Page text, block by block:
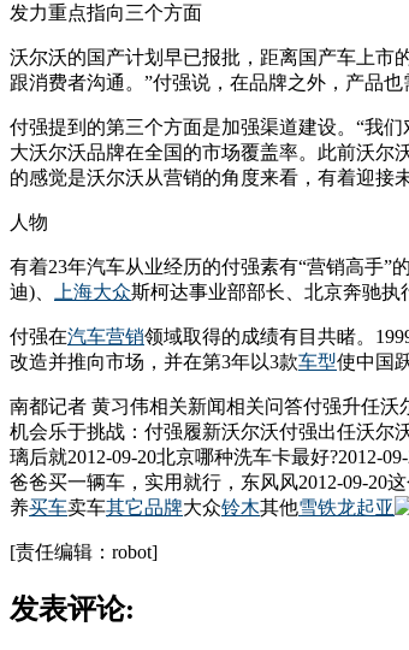
发力重点指向三个方面
沃尔沃的国产计划早已报批，距离国产车上市
跟消费者沟通。”付强说，在品牌之外，产品
付强提到的第三个方面是加强渠道建设。“我
大沃尔沃品牌在全国的市场覆盖率。此前沃尔
的感觉是沃尔沃从营销的角度来看，有着迎接
人物
有着23年汽车从业经历的付强素有“营销高手”
迪)、
上海大众斯柯达事业部部长、北京奔驰执
付强在汽车营销领域取得的成绩有目共睹。
改造并推向市场，并在第3年以3款车型使中国
南都记者 黄习伟相关新闻相关问答付强升任沃
机会乐于挑战：付强履新沃尔沃付强出任沃尔
璃后就2012-09-20北京哪种洗车卡最好?2012-
爸爸买一辆车，实用就行，东风风2012-09-20
养买车卖车其它品牌大众铃木其他雪铁龙起亚
[责任编辑：robot]
发表评论: